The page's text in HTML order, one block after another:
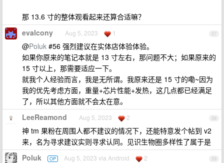
那 13.6 寸的整体观看起来还算合适嘛？
57
evalcony Aug 5, 2023 1
@Poluk #56 强烈建议在实体店体验体验。
如果你原来的笔记本就是 13 寸左右，那问题不大；如果原来的
15 寸以上，那需要适应一下。
就我个人经验而言，我是无所谓。我原来还是 15 寸的嘞~因为
我的优先考虑方面，重量+芯片性能+发热，这几点都已经满足
了，所以其他方面就不会太在意。
58
LeeReamond Aug 5, 2023 2
神 tm 果粉在周围人都不建议的情况下，还能特意发个帖到 v2
来，名为寻求建议实则寻求认同。见识生物圈多样性了属于是
59
Poluk OP Aug 5, 2023 via Android 2